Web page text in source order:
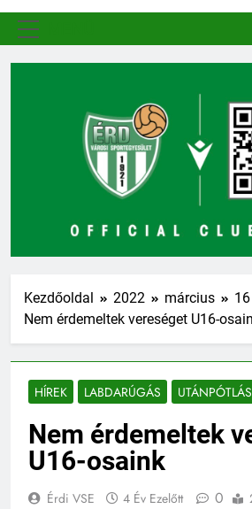
Kezdőoldal 2022 március
16
Nem érdemeltek vereséget U16-
HÍREK LABDARÚGÁS UTÁNPÓTLÁS
Nem érdemeltek
U16-osaink
Érdi VSE 4 Év Ezelőtt 0